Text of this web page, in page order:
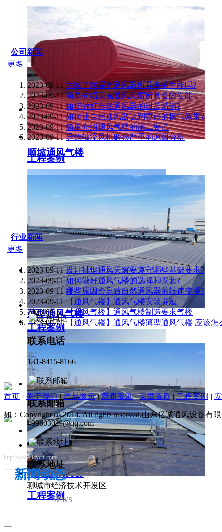
顺坡通风气楼
薄型通风气楼
薄型通风天窗
工程案例
工程案例
工程案例
公司新闻
更多
2023-09-11 大家了解屋脊通风器所具备的性能吗?
2023-09-11 简单介绍采光通风天窗所具备的性能
2023-09-11 如何做好自然通风器的日常清洁?
2023-09-11 如何让自然通风器达到更好的换气效果?
2023-09-11 简单介绍通风气楼的施工要点
2023-09-11 导致轴流风机磨损严重的原因分析
行业新闻
更多
2023-09-11 设计排烟通风天窗要遵守哪些基础要求?
2023-09-11 如何做好通风气楼的选择和安装?
2023-09-11 哪些原因会导致自然通风器的转速变慢?
2023-09-11 【通风气楼】通风气楼安装养殖
2023-09-11 【通风气楼】通风气楼制造要求气楼
2023-09-11 【通风气楼】通风气楼薄型通风气楼 应该怎
新闻动态
NEWS
联系电话
131-8415-8166
联系邮箱
499603039@qq.com
联系地址
聊城市经济技术开发区
http://www.lcyctf.com/
首页 | 关于我们 | 产品展示 | 新闻资讯 | 荣誉资质 | 工程案例 |
如：Copyright @ 2014. All rights reserved.山东亿诚通风设备有